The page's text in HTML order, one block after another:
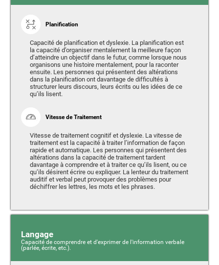
Planification
Capacité de planification et dyslexie. La planification est
la capacité d’organiser mentalement la meilleure façon
d’atteindre un objectif dans le futur, comme lorsque nous
organisons une histoire mentalement, pour la raconter
ensuite. Les personnes qui présentent des altérations
dans la planification ont davantage de difficultés à
structurer leurs discours, leurs écrits ou les idées de ce
qu’ils lisent.
Vitesse de Traitement
Vitesse de traitement cognitif et dyslexie. La vitesse de
traitement est la capacité à traiter l’information de façon
rapide et automatique. Les personnes qui présentent des
altérations dans la capacité de traitement tardent
davantage à comprendre et à traiter ce qu’ils lisent, ou ce
qu’ils désirent écrire ou expliquer. La lenteur du traitement
auditif et verbal peut provoquer des problèmes pour
déchiffrer les lettres, les mots et les phrases.
Langage
Capacité de comprendre et d'exprimer de l'information verbale
(parlée, écrite, etc.).